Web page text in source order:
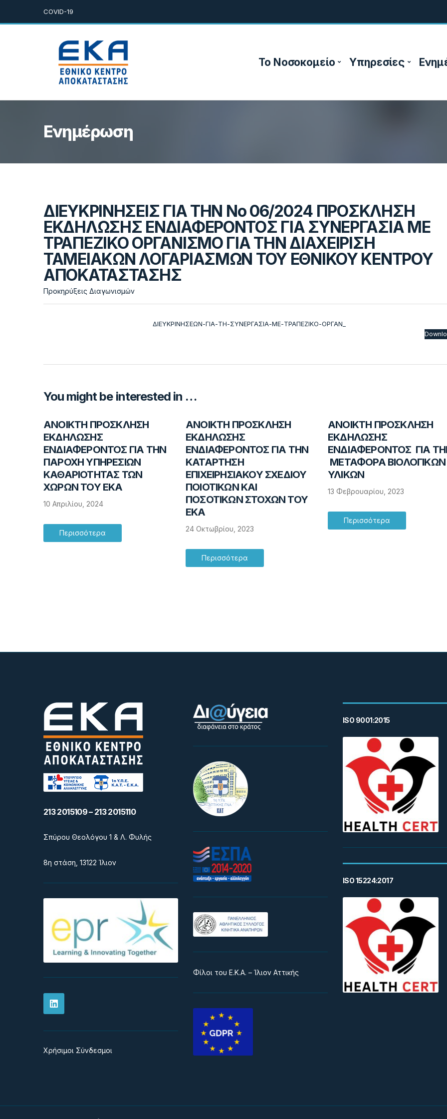
COVID-19
Το Νοσοκομείο Υπηρεσίες
Ενημέρωση
ΔΙΕΥΚΡΙΝΗΣΕΙΣ ΓΙΑ ΤΗΝ Νο 06/2024 ΠΡΟΣΚΛΗΣΗ
ΕΚΔΗΛΩΣΗΣ ΕΝΔΙΑΦΕΡΟΝΤΟΣ ΓΙΑ ΣΥΝΕΡΓΑΣΙΑ ΜΕ
ΤΡΑΠΕΖΙΚΟ ΟΡΓΑΝΙΣΜΟ ΓΙΑ ΤΗΝ ΔΙΑΧΕΙΡΙΣΗ
ΤΑΜΕΙΑΚΩΝ ΛΟΓΑΡΙΑΣΜΩΝ ΤΟΥ ΕΘΝΙΚΟΥ ΚΕΝΤΡΟΥ
ΑΠΟΚΑΤΑΣΤΑΣΗΣ
Προκηρύξεις Διαγωνισμών
ΔΙΕΥΚΡΙΝΗΣΕΩΝ-ΓΙΑ-ΤΗ-ΣΥΝΕΡΓΑΣΙΑ-ΜΕ-ΤΡΑΠΕΖΙΚΟ-ΟΡΓΑΝ_
You might be interested in …
ΑΝΟΙΚΤΗ ΠΡΟΣΚΛΗΣΗ
ΕΚΔΗΛΩΣΗΣ
ΕΝΔΙΑΦΕΡΟΝΤΟΣ ΓΙΑ ΤΗΝ
ΠΑΡΟΧΗ ΥΠΗΡΕΣΙΩΝ
ΚΑΘΑΡΙΟΤΗΤΑΣ ΤΩΝ
ΧΩΡΩΝ ΤΟΥ ΕΚΑ
10 Απριλίου, 2024
Περισσότερα
ΑΝΟΙΚΤΗ ΠΡΟΣΚΛΗΣΗ
ΕΚΔΗΛΩΣΗΣ
ΕΝΔΙΑΦΕΡΟΝΤΟΣ ΓΙΑ ΤΗΝ
ΚΑΤΑΡΤΗΣΗ
ΕΠΙΧΕΙΡΗΣΙΑΚΟΥ ΣΧΕΔΙΟΥ
ΠΟΙΟΤΙΚΩΝ ΚΑΙ
ΠΟΣΟΤΙΚΩΝ ΣΤΟΧΩΝ ΤΟΥ
ΕΚΑ
24 Οκτωβρίου, 2023
Περισσότερα
ΑΝΟΙΚΤΗ ΠΡΟΣΚΛΗΣΗ
ΕΚΔΗΛΩΣΗΣ
ΕΝΔΙΑΦΕΡΟΝΤΟΣ ΓΙΑ
ΜΕΤΑΦΟΡΑ ΒΙΟΛΟΓΙΚΩΝ
ΥΛΙΚΩΝ
13 Φεβρουαρίου, 2023
Περισσότερα
213 2015109 – 213 2015110
Σπύρου Θεολόγου 1 & Λ. Φυλής
8η στάση, 13122 Ίλιον
Χρήσιμοι Σύνδεσμοι
Φίλοι του Ε.Κ.Α. – Ίλιον Αττικής
ISO 9001:2015
ISO 15224:2017